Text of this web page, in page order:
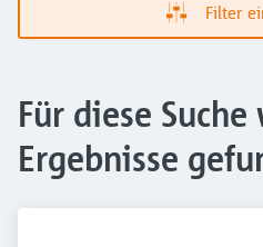
Filter
Für diese
Ergebnisse